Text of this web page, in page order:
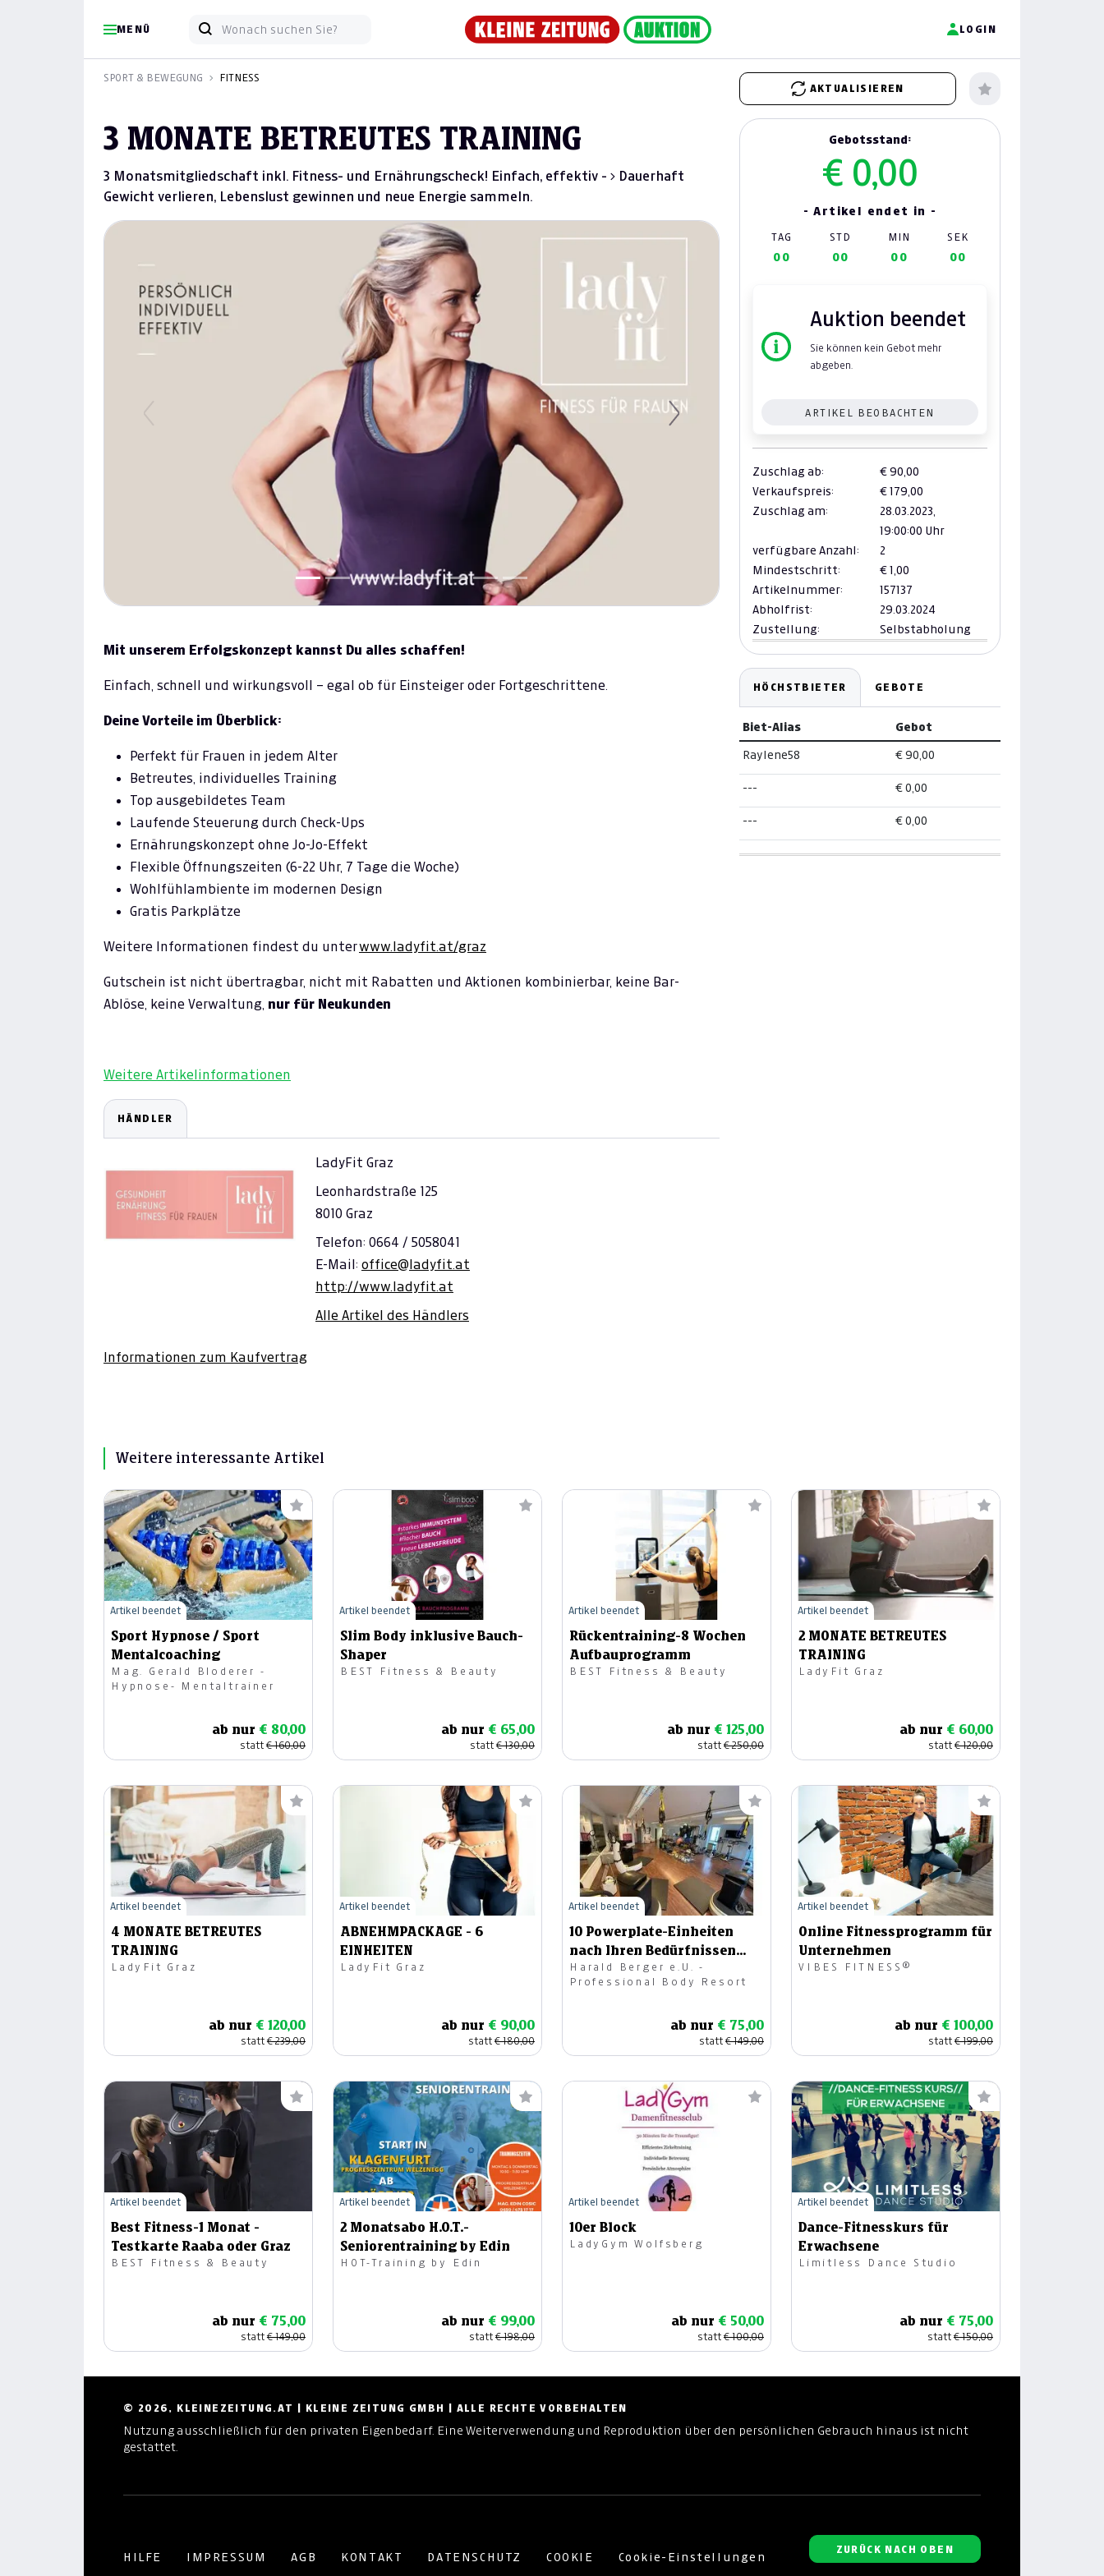
MENÜ LOGIN
SPORT & BEWEGUNG
FITNESS
AKTUALISIEREN
3 MONATE BETREUTES TRAINING
3 Monatsmitgliedschaft inkl. Fitness- und Ernährungscheck! Einfach, effektiv - > Dauerhaft
Gewicht verlieren, Lebenslust gewinnen und neue Energie sammeln.
Next
Mit unserem Erfolgskonzept kannst Du alles schaffen!
Einfach, schnell und wirkungsvoll – egal ob für Einsteiger oder Fortgeschrittene.
Deine Vorteile im Überblick:
Perfekt für Frauen in jedem Alter
Betreutes, individuelles Training
Top ausgebildetes Team
Laufende Steuerung durch Check-Ups
Ernährungskonzept ohne Jo-Jo-Effekt
Flexible Öffnungszeiten (6-22 Uhr, 7 Tage die Woche)
Wohlfühlambiente im modernen Design
Gratis Parkplätze
Weitere Informationen findest du unterwww.ladyfit.at/graz
Gutschein ist nicht übertragbar, nicht mit Rabatten und Aktionen kombinierbar, keine Bar-
Ablöse, keine Verwaltung, nur für Neukunden
Weitere Artikelinformationen
HÄNDLER
LadyFit Graz
Leonhardstraße 125
8010 Graz
Telefon: 0664 / 5058041
E-Mail: office@ladyfit.at
http://www.ladyfit.at
Alle Artikel des Händlers
Informationen zum Kaufvertrag
Gebotsstand:
€ 0,00
- Artikel endet in -
TAG STD MIN SEK
00 00 00 00
Auktion beendet
Sie können kein Gebot mehr
abgeben.
ARTIKEL BEOBACHTEN
Zuschlag ab:
€ 90,00
Verkaufspreis:
€ 179,00
Zuschlag am:
28.03.2023,
19:00:00 Uhr
verfügbare Anzahl:
2
Mindestschritt:
€ 1,00
Artikelnummer:
157137
Abholfrist:
29.03.2024
Zustellung:
Selbstabholung
HÖCHSTBIETER GEBOTE
Biet-Alias Gebot
Raylene58 € 90,00
--- € 0,00
--- € 0,00
Weitere interessante Artikel
Sport Hypnose / Sport
Mentalcoaching
Mag. Gerald Bloderer -
Hypnose- Mentaltrainer
ab nur € 80,00
statt€ 160,00
Artikel beendet
Slim Body inklusive Bauch-
Shaper
BEST Fitness & Beauty
ab nur € 65,00
statt€ 130,00
Artikel beendet
Rückentraining-8 Wochen
Aufbauprogramm
BEST Fitness & Beauty
ab nur € 125,00
statt€ 250,00
Artikel beendet
2 MONATE BETREUTES
TRAINING
LadyFit Graz
ab nur € 60,00
statt€ 120,00
Artikel beendet
4 MONATE BETREUTES
TRAINING
LadyFit Graz
ab nur € 120,00
statt€ 239,00
Artikel beendet
ABNEHMPACKAGE - 6
EINHEITEN
LadyFit Graz
ab nur € 90,00
statt€ 180,00
Artikel beendet
10 Powerplate-Einheiten
nach Ihren Bedürfnissen
(für Neukunden)
Harald Berger e.U. -
Professional Body Resort
ab nur € 75,00
statt€ 149,00
Artikel beendet
Online Fitnessprogramm für
Unternehmen
VIBES FITNESS®
ab nur € 100,00
statt€ 199,00
Artikel beendet
Best Fitness-1 Monat -
Testkarte Raaba oder Graz
BEST Fitness & Beauty
ab nur € 75,00
statt€ 149,00
Artikel beendet
2 Monatsabo H.O.T.-
Seniorentraining by Edin
HOT-Training by Edin
ab nur € 99,00
statt€ 198,00
Artikel beendet
10er Block
LadyGym Wolfsberg
ab nur € 50,00
statt€ 100,00
Artikel beendet
Dance-Fitnesskurs für
Erwachsene
Limitless Dance Studio
ab nur € 75,00
statt€ 150,00
Artikel beendet
© 2026, KLEINEZEITUNG.AT | KLEINE ZEITUNG GMBH | ALLE RECHTE VORBEHALTEN
Nutzung ausschließlich für den privaten Eigenbedarf. Eine Weiterverwendung und Reproduktion über den persönlichen Gebrauch hinaus ist nicht
gestattet.
HILFE IMPRESSUM AGB KONTAKT DATENSCHUTZ COOKIE Cookie-Einstellungen
ZURÜCK NACH OBEN